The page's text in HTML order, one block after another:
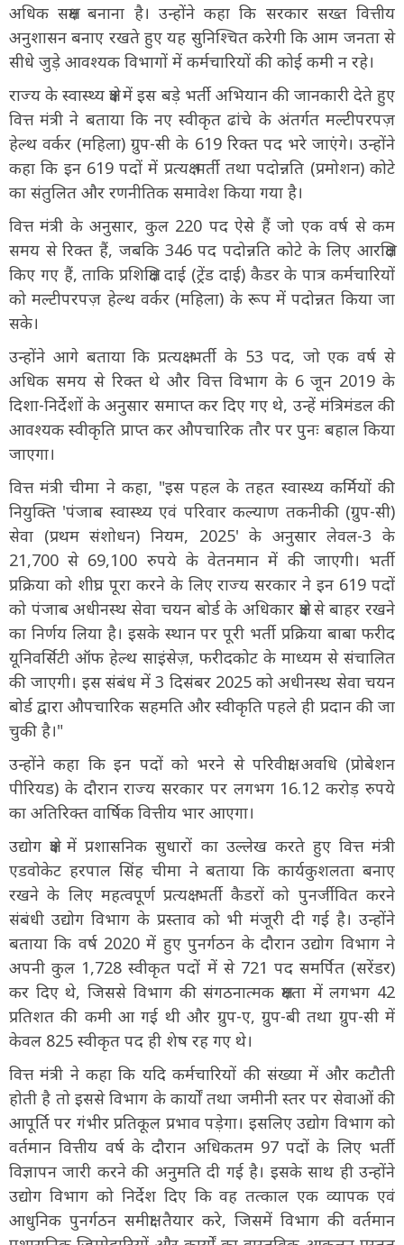
अधिक सक्षम बनाना है। उन्होंने कहा कि सरकार सख्त वित्तीय
अनुशासन बनाए रखते हुए यह सुनिश्चित करेगी कि आम जनता से
सीधे जुड़े आवश्यक विभागों में कर्मचारियों की कोई कमी न रहे।
राज्य के स्वास्थ्य क्षेत्र में इस बड़े भर्ती अभियान की जानकारी देते हुए
वित्त मंत्री ने बताया कि नए स्वीकृत ढांचे के अंतर्गत मल्टीपरपज़
हेल्थ वर्कर (महिला) ग्रुप-सी के 619 रिक्त पद भरे जाएंगे। उन्होंने
कहा कि इन 619 पदों में प्रत्यक्ष भर्ती तथा पदोन्नति (प्रमोशन) कोटे
का संतुलित और रणनीतिक समावेश किया गया है।
वित्त मंत्री के अनुसार, कुल 220 पद ऐसे हैं जो एक वर्ष से कम
समय से रिक्त हैं, जबकि 346 पद पदोन्नति कोटे के लिए आरक्षित
किए गए हैं, ताकि प्रशिक्षित दाई (ट्रेंड दाई) कैडर के पात्र कर्मचारियों
को मल्टीपरपज़ हेल्थ वर्कर (महिला) के रूप में पदोन्नत किया जा
सके।
उन्होंने आगे बताया कि प्रत्यक्ष भर्ती के 53 पद, जो एक वर्ष से
अधिक समय से रिक्त थे और वित्त विभाग के 6 जून 2019 के
दिशा-निर्देशों के अनुसार समाप्त कर दिए गए थे, उन्हें मंत्रिमंडल की
आवश्यक स्वीकृति प्राप्त कर औपचारिक तौर पर पुनः बहाल किया
जाएगा।
वित्त मंत्री चीमा ने कहा, "इस पहल के तहत स्वास्थ्य कर्मियों की
नियुक्ति 'पंजाब स्वास्थ्य एवं परिवार कल्याण तकनीकी (ग्रुप-सी)
सेवा (प्रथम संशोधन) नियम, 2025' के अनुसार लेवल-3 के
21,700 से 69,100 रुपये के वेतनमान में की जाएगी। भर्ती
प्रक्रिया को शीघ्र पूरा करने के लिए राज्य सरकार ने इन 619 पदों
को पंजाब अधीनस्थ सेवा चयन बोर्ड के अधिकार क्षेत्र से बाहर रखने
का निर्णय लिया है। इसके स्थान पर पूरी भर्ती प्रक्रिया बाबा फरीद
यूनिवर्सिटी ऑफ हेल्थ साइंसेज़, फरीदकोट के माध्यम से संचालित
की जाएगी। इस संबंध में 3 दिसंबर 2025 को अधीनस्थ सेवा चयन
बोर्ड द्वारा औपचारिक सहमति और स्वीकृति पहले ही प्रदान की जा
चुकी है।"
उन्होंने कहा कि इन पदों को भरने से परिवीक्षा अवधि (प्रोबेशन
पीरियड) के दौरान राज्य सरकार पर लगभग 16.12 करोड़ रुपये
का अतिरिक्त वार्षिक वित्तीय भार आएगा।
उद्योग क्षेत्र में प्रशासनिक सुधारों का उल्लेख करते हुए वित्त मंत्री
एडवोकेट हरपाल सिंह चीमा ने बताया कि कार्यकुशलता बनाए
रखने के लिए महत्वपूर्ण प्रत्यक्ष भर्ती कैडरों को पुनर्जीवित करने
संबंधी उद्योग विभाग के प्रस्ताव को भी मंजूरी दी गई है। उन्होंने
बताया कि वर्ष 2020 में हुए पुनर्गठन के दौरान उद्योग विभाग ने
अपनी कुल 1,728 स्वीकृत पदों में से 721 पद समर्पित (सरेंडर)
कर दिए थे, जिससे विभाग की संगठनात्मक क्षमता में लगभग 42
प्रतिशत की कमी आ गई थी और ग्रुप-ए, ग्रुप-बी तथा ग्रुप-सी में
केवल 825 स्वीकृत पद ही शेष रह गए थे।
वित्त मंत्री ने कहा कि यदि कर्मचारियों की संख्या में और कटौती
होती है तो इससे विभाग के कार्यों तथा जमीनी स्तर पर सेवाओं की
आपूर्ति पर गंभीर प्रतिकूल प्रभाव पड़ेगा। इसलिए उद्योग विभाग को
वर्तमान वित्तीय वर्ष के दौरान अधिकतम 97 पदों के लिए भर्ती
विज्ञापन जारी करने की अनुमति दी गई है। इसके साथ ही उन्होंने
उद्योग विभाग को निर्देश दिए कि वह तत्काल एक व्यापक एवं
आधुनिक पुनर्गठन समीक्षा तैयार करे, जिसमें विभाग की वर्तमान